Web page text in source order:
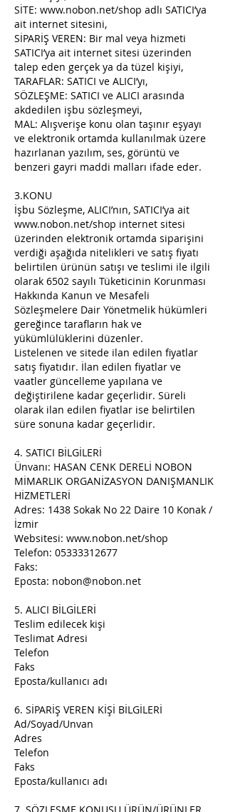
SİTE: www.nobon.net/shop adlı SATICI’ya
ait internet sitesini,
SİPARİŞ VEREN: Bir mal veya hizmeti
SATICI’ya ait internet sitesi üzerinden
talep eden gerçek ya da tüzel kişiyi,
TARAFLAR: SATICI ve ALICI’yı,
SÖZLEŞME: SATICI ve ALICI arasında
akdedilen işbu sözleşmeyi,
MAL: Alışverişe konu olan taşınır eşyayı
ve elektronik ortamda kullanılmak üzere
hazırlanan yazılım, ses, görüntü ve
benzeri gayri maddi malları ifade eder.
3.KONU
İşbu Sözleşme, ALICI’nın, SATICI’ya ait
www.nobon.net/shop internet sitesi
üzerinden elektronik ortamda siparişini
verdiği aşağıda nitelikleri ve satış fiyatı
belirtilen ürünün satışı ve teslimi ile ilgili
olarak 6502 sayılı Tüketicinin Korunması
Hakkında Kanun ve Mesafeli
Sözleşmelere Dair Yönetmelik hükümleri
gereğince tarafların hak ve
yükümlülüklerini düzenler.
Listelenen ve sitede ilan edilen fiyatlar
satış fiyatıdır. İlan edilen fiyatlar ve
vaatler güncelleme yapılana ve
değiştirilene kadar geçerlidir. Süreli
olarak ilan edilen fiyatlar ise belirtilen
süre sonuna kadar geçerlidir.
4. SATICI BİLGİLERİ
Ünvanı: HASAN CENK DERELİ NOBON
MİMARLIK ORGANİZASYON DANIŞMANLIK
HİZMETLERİ
Adres: 1438 Sokak No 22 Daire 10 Konak /
İzmir
Websitesi: www.nobon.net/shop
Telefon: 05333312677
Faks:
Eposta: nobon@nobon.net
5. ALICI BİLGİLERİ
Teslim edilecek kişi
Teslimat Adresi
Telefon
Faks
Eposta/kullanıcı adı
6. SİPARİŞ VEREN KİŞİ BİLGİLERİ
Ad/Soyad/Unvan
Adres
Telefon
Faks
Eposta/kullanıcı adı